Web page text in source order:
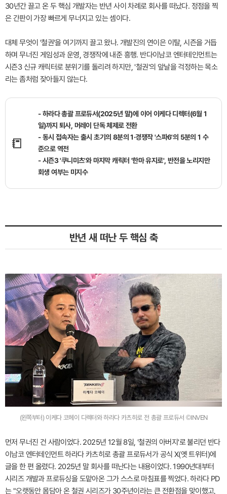
30년간 끌고 온 두 핵심 개발자는 반년 사이 차례로 회사를 떠났다. 정점을 찍
은 간판이 가장 빠르게 무너지고 있는 셈이다.
대체 무엇이 '철권'을 여기까지 끌고 왔나. 개발진의 연이은 이탈, 시즌을 거듭
하며 무너진 게임성과 운영, 경쟁작에 내준 흥행. 반다이남코 엔터테인먼트는
시즌3 신규 캐릭터로 분위기를 돌리려 하지만, '철권'의 앞날을 걱정하는 목소
리는 좀처럼 잦아들지 않는다.
📒
- 하라다 총괄 프로듀서(2025년 말)에 이어 이케다 디렉터(6월 1
일)까지 퇴사, 머레이 단독 체제로 전환
- 동시 접속자는 출시 초기의 8분의 1·경쟁작 '스파6'의 5분의 1 수
준으로 역전
- 시즌3 '쿠니미츠'와 마지막 캐릭터 '한마 유지로', 반전을 노리지만
회생 여부는 미지수
반년 새 떠난 두 핵심 축
(왼쪽부터) 이케다 코헤이 디렉터와 하라다 카츠히로 전 총괄 프로듀서 ©INVEN
먼저 무너진 건 사람이었다. 2025년 12월 8일, '철권의 아버지'로 불리던 반다
이남코 엔터테인먼트 하라다 카츠히로 총괄 프로듀서가 공식 X(옛 트위터)에
글을 한 편 올렸다. 2025년 말 회사를 떠난다는 내용이었다. 1990년대부터
시리즈 개발과 프로듀싱을 도맡아온 그가 스스로 마침표를 찍었다. 하라다 PD
는 "오랫동안 몸담아 온 철권 시리즈가 30주년이라는 큰 전환점을 맞이했고,